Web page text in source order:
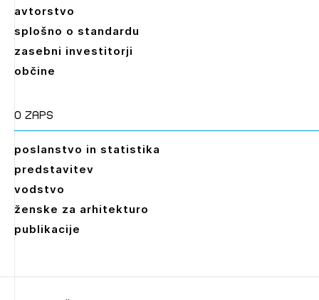
avtorstvo
splošno o standardu
zasebni investitorji
občine
O zaps
poslanstvo in statistika
predstavitev
vodstvo
ženske za arhitekturo
publikacije